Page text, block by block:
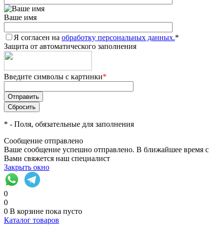
Ваше имя
Я согласен на обработку персональных данных.*
Защита от автоматического заполнения
Введите символы с картинки*
* - Поля, обязательные для заполнения
Сообщение отправлено
Ваше сообщение успешно отправлено. В ближайшее время с
Вами свяжется наш специалист
Закрыть окно
0
0
0 В корзине пока пусто
Каталог товаров